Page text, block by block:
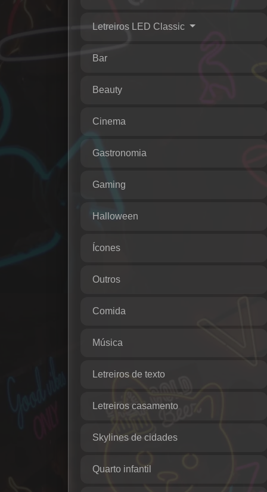
Letreiros LED Classic
Bar
Beauty
Cinema
Gastronomia
Gaming
Halloween
Ícones
Outros
Comida
Música
Letreiros de texto
Letreiros casamento
Skylines de cidades
Quarto infantil